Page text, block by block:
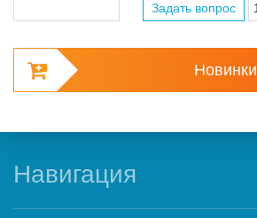
Задать вопрос
Новинки
Навигация